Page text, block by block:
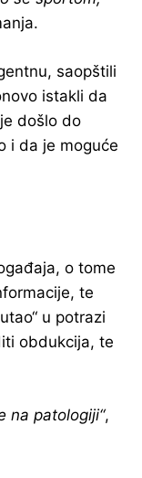
saopštili
istakli da
došlo do
i da je moguće
o tome
te
u potrazi
obdukcija, te
na patologiji“,